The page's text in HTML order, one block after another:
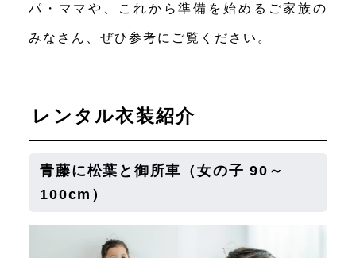
パ・ママや、これから準備を始めるご家族の
みなさん、ぜひ参考にご覧ください。
レンタル衣装紹介
青藤に松葉と御所車
（女の子 90～
100cm）